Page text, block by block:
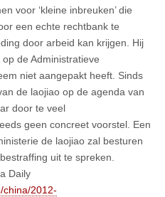
voor ‘kleine inbreuken’ die
een echte rechtbank te
door arbeid kan krijgen. Hij
de Administratieve
niet aangepakt heeft. Sinds
de laojiao op de agenda van
door te veel
geen concreet voorstel. Een
de laojiao zal besturen
uit te spreken.
Daily
china/2012-